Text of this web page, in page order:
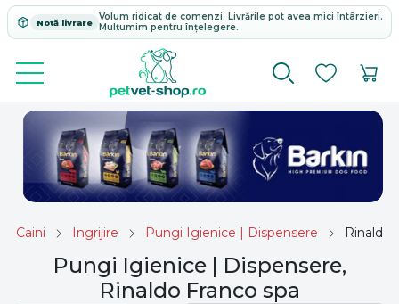
Notă livrare
Volum ridicat de comenzi. Livrările pot avea mici întârzieri.
Mulțumim pentru înțelegere.
Caini Ingrijire Pungi Igienice | Dispensere Rinaldo
Pungi Igienice | Dispensere,
Rinaldo Franco spa